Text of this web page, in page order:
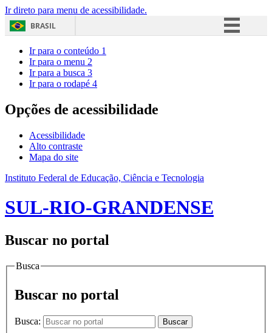
Ir direto para menu de acessibilidade.
BRASIL
Acesso à informação
Ir para o conteúdo 1
Ir para o menu 2
Ir para a busca 3
Ir para o rodapé 4
Opções de acessibilidade
Acessibilidade
Alto contraste
Mapa do site
Instituto Federal de Educação, Ciência e Tecnologia
SUL-RIO-GRANDENSE
Buscar no portal
Busca
Buscar no portal
Busca: Buscar